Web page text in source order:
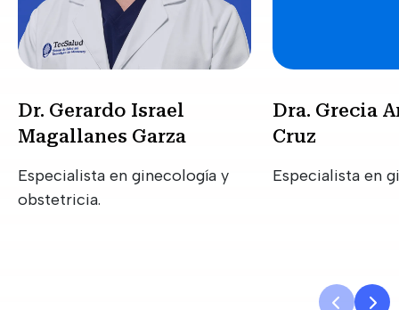
Dr. Gerardo Israel
Magallanes Garza
Especialista en ginecología y
obstetricia.
Dra. Grecia
Cruz
Especialista en